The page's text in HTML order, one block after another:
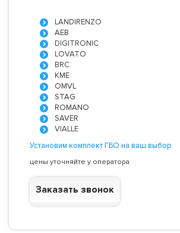
LANDIRENZO
AEB
DIGITRONIC
LOVATO
BRC
KME
OMVL
STAG
ROMANO
SAVER
VIALLE
Установим комплект ГБО на ваш выбор
цены уточняйте у оператора
Заказать звонок